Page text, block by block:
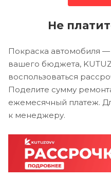
Не
Покраска автомобиля
вашего бюджета,
воспользоваться
Поделите сумму
ежемесячный платеж.
к менеджеру.